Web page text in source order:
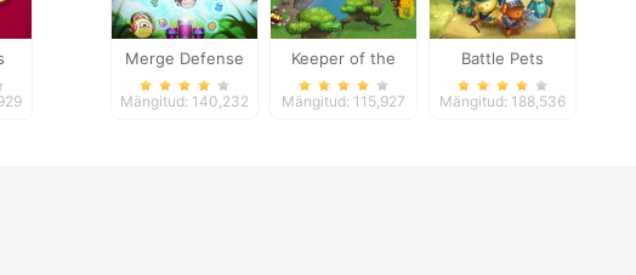
Merge Defense
Mängitud: 140,232
Keeper of the
Grove 2
Mängitud: 115,927
Battle Pets
Mängitud: 188,536